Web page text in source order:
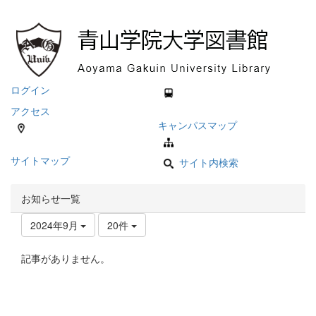
ログイン
アクセス
キャンパスマップ
サイトマップ サイト内検索
お知らせ一覧
2024年9月
20件
記事がありません。